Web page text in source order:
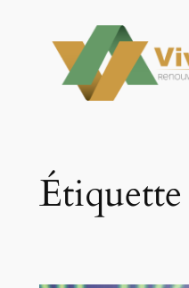
contenu
Étiquette